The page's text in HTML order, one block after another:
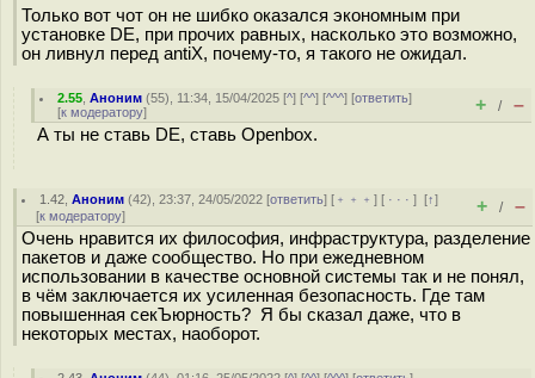
Только вот чот он не шибко оказался экономным при
установке DE, при прочих равных, насколько это возможно,
он ливнул перед antiX, почему-то, я такого не ожидал.
2.55 ,Аноним (55), 11:34, 15/04/2025 [^] [^^] [^^^] [ответить]
[к модератору] + / –
А ты не ставь DE, ставь Openbox.
1.42 ,Аноним (42), 23:37, 24/05/2022 [ответить] [ ﹢﹢﹢] [ · · ·][↑]
[к модератору] + / –
Очень нравится их философия, инфраструктура, разделение
пакетов и даже сообщество. Но при ежедневном
использовании в качестве основной системы так и не понял,
в чём заключается их усиленная безопасность. Где там
повышенная секЪюрность? Я бы сказал даже, что в
некоторых местах, наоборот.